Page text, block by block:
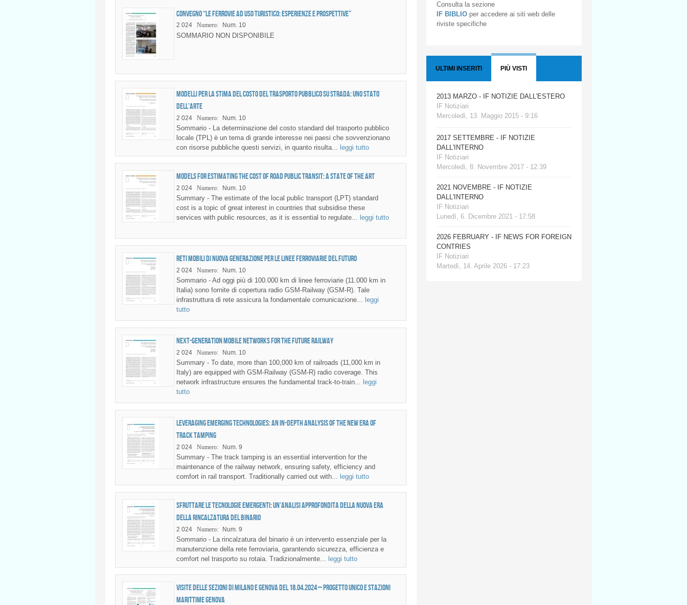
Convegno “Le ferrovie ad uso turistico: esperienze e prospettive”
2 024 Numero: Num. 10
SOMMARIO NON DISPONIBILE
Modelli per la stima del costo del trasporto pubblico su strada: uno stato
dell’arte
2 024 Numero: Num. 10
Sommario - La determinazione del costo standard del trasporto pubblico
locale (TPL) è un tema di grande interesse nei paesi che sovvenzionano
con risorse pubbliche questi servizi, in quanto risulta...
leggi tutto
Models for estimating the cost of road public transit: a state of the art
2 024 Numero: Num. 10
Summary - The estimate of the local public transport (LPT) standard
cost is a topic of great interest in countries that subsidise these
services with public resources, as it is essential to regulate...
leggi tutto
Reti mobili di nuova generazione per le linee ferroviarie del futuro
2 024 Numero: Num. 10
Sommario - Ad oggi più di 100.000 km di linee ferroviarie (11.000 km in
Italia) sono fornite di copertura radio GSM-Railway (GSM-R). Tale
infrastruttura di rete assicura la fondamentale comunicazione...
leggi
tutto
Next-generation mobile networks for the future railway
2 024 Numero: Num. 10
Summary - To date, more than 100,000 km of railroads (11,000 km in
Italy) are equipped with GSM-Railway (GSM-R) radio coverage. This
network infrastructure ensures the fundamental track-to-train...
leggi
tutto
Leveraging emerging technologies: an in-depth analysis of the new era of
track tamping
2 024 Numero: Num. 9
Summary - The track tamping is an essential intervention for the
maintenance of the railway network, ensuring safety, efficiency and
comfort in rail transport. Traditionally carried out with...
leggi tutto
Sfruttare le tecnologie emergenti: un’analisi approfondita della nuova era
della rincalzatura del binario
2 024 Numero: Num. 9
Sommario - La rincalzatura del binario è un intervento essenziale per la
manutenzione della rete ferroviaria, garantendo sicurezza, efficienza e
comfort nel trasporto su rotaia. Tradizionalmente...
leggi tutto
Visite delle sezioni di Milano e Genova del 18.04.2024 – Progetto Unico e Stazioni
Marittime Genova
Consulta la sezione
IF BIBLIO per accedere ai siti web delle
riviste specifiche
ULTIMI INSERITI PIÙ VISTI
2013 MARZO - IF NOTIZIE DALL'ESTERO
IF Notiziari
Mercoledì, 13. Maggio 2015 - 9:16
2017 SETTEMBRE - IF NOTIZIE
DALL'INTERNO
IF Notiziari
Mercoledì, 8. Novembre 2017 - 12:39
2021 NOVEMBRE - IF NOTIZIE
DALL'INTERNO
IF Notiziari
Lunedì, 6. Dicembre 2021 - 17:58
2026 FEBRUARY - IF NEWS FOR FOREIGN
CONTRIES
IF Notiziari
Martedì, 14. Aprile 2026 - 17:23